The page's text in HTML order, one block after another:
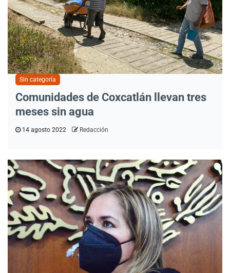
Sin categoría
Comunidades de Coxcatlán llevan tres
meses sin agua
14 agosto 2022 Redacción